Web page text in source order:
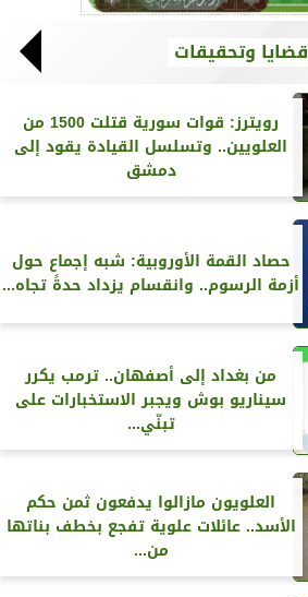
قضايا وتحقيقات
رويترز‏: قوات سورية قتلت 1500 من
العلويين.. وتسلسل القيادة يقود إلى
دمشق
حصاد القمة الأوروبية: شبه إجماع حول
أزمة الرسوم.. وانقسام يزداد حدةً تجاه...
من بغداد إلى أصفهان.. ترمب يكرر
سيناريو بوش ويجبر الاستخبارات على
تبنّي...
العلويون مازالوا يدفعون ثمن حكم
الأسد.. عائلات علوية تفجع بخطف بناتها
من...